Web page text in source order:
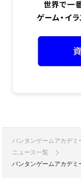
バンタンゲームアカデミ
ニュース一覧
バンタンゲームアカデミ